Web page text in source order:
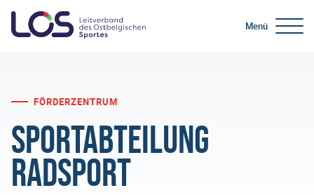
Menü
FÖRDERZENTRUM
Sportabteilung
Radsport